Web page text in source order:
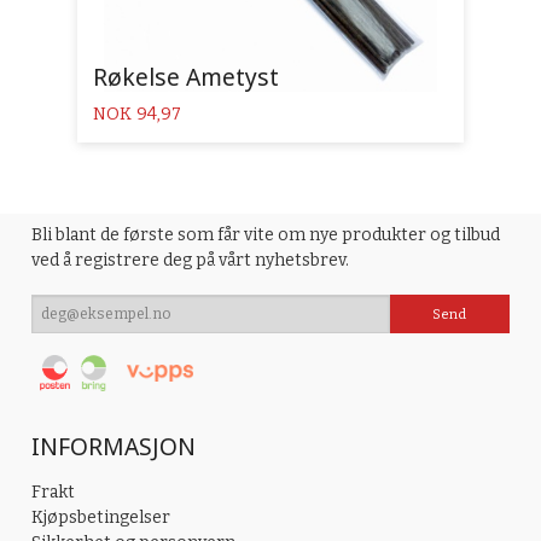
Røkelse Ametyst
Pris
NOK 94,97
Bli blant de første som får vite om nye produkter og tilbud
ved å registrere deg på vårt nyhetsbrev.
INFORMASJON
Frakt
Kjøpsbetingelser